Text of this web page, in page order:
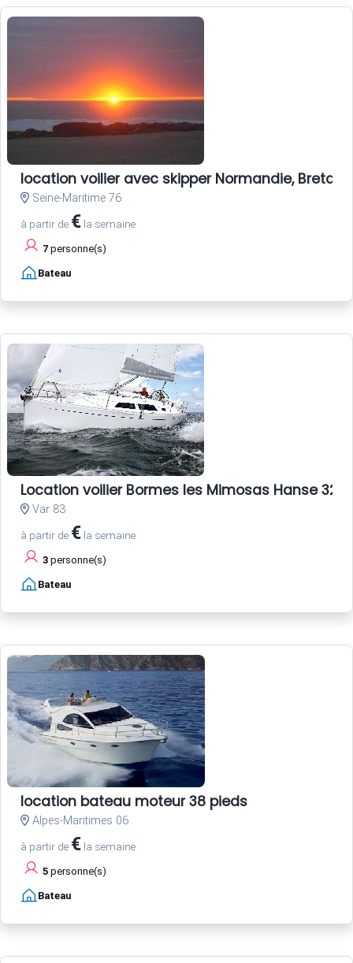
location voilier avec skipper Normandie,
Seine-Maritime 76
à partir de € la semaine
7 personne(s)
Bateau
Location voilier Bormes les Mimosas Hanse 325
Var 83
à partir de € la semaine
3 personne(s)
Bateau
location bateau moteur 38 pieds
Alpes-Maritimes 06
à partir de € la semaine
5 personne(s)
Bateau